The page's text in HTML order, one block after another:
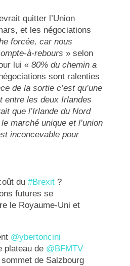
quitter l’Union
et les négociations
forcée, car nous
à-rebours » selon
lui «80% du chemin a
sont ralenties
de la sortie c’est qu’une
entre les deux Irlandes
que l’Irlande du Nord
marché unique et l’union
inconcevable pour
du#Brexit ?
futures se
le Royaume-Uni et
@ybertoncini
plateau de @BFMTV
de Salzbourg